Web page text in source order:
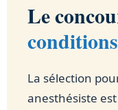
Le
La sélection
anesthésiste